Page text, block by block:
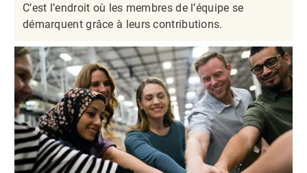
C’est l’endroit où les membres de l’équipe se
démarquent grâce à leurs contributions.​​​​​​​